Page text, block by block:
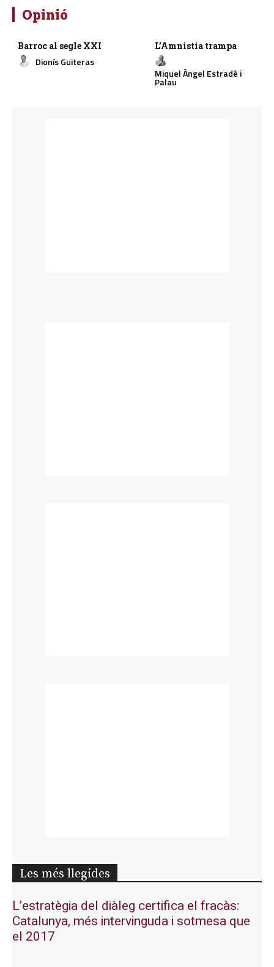
Opinió
Barroc al segle XXI
Dionís Guiteras
L’Amnistia trampa
Miquel Àngel Estradé i
Palau
Les més llegides
L’estratègia del diàleg certifica el fracàs:
Catalunya, més intervinguda i sotmesa que
el 2017